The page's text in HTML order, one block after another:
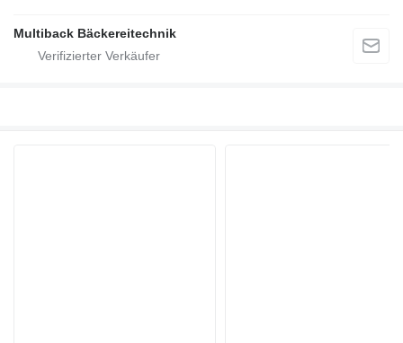
Multiback Bäckereitechnik